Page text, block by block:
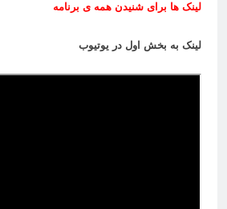
لینک ها برای شنیدن همه ی برنامه
لینک به بخش اول در یوتیوب